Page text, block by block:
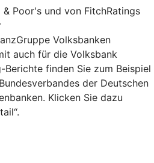
Poor's und von FitchRatings
Volksbanken
auch für die Volksbank
Berichte finden Sie zum Beispiel
der Deutschen
Klicken Sie dazu